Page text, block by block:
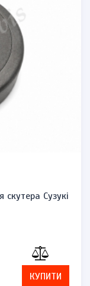
скутера Сузукі
КУПИТИ